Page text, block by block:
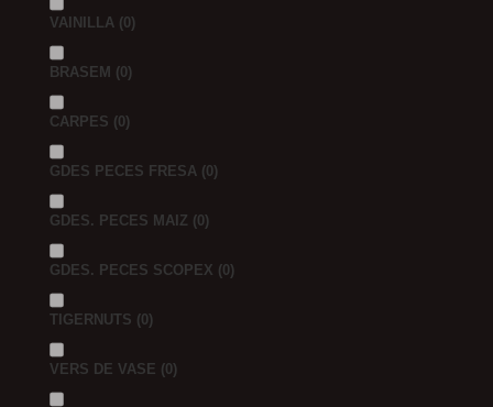
VAINILLA (0)
BRASEM (0)
CARPES (0)
GDES PECES FRESA (0)
GDES. PECES MAIZ (0)
GDES. PECES SCOPEX (0)
TIGERNUTS (0)
VERS DE VASE (0)